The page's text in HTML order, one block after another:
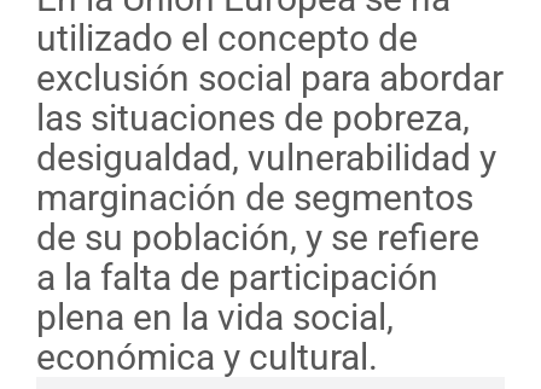
utilizado el concepto de
exclusión social para abordar
las situaciones de pobreza,
desigualdad, vulnerabilidad y
marginación de segmentos
de su población, y se refiere
a la falta de participación
plena en la vida social,
económica y cultural.